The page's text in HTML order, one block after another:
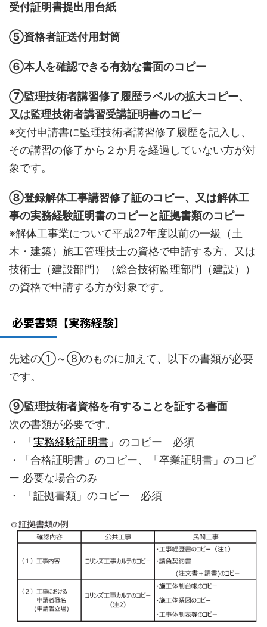
受付証明書提出用台紙
⑤資格者証送付用封筒
⑥本人を確認できる有効な書面のコピー
⑦監理技術者講習修了履歴ラベルの拡大コピー、
又は監理技術者講習受講証明書のコピー
※交付申請書に監理技術者講習修了履歴を記入し、
その講習の修了から２か月を経過していない方が対
象です。
⑧登録解体工事講習修了証のコピー、又は解体工
事の実務経験証明書のコピーと証拠書類のコピー
※解体工事業について平成27年度以前の一級（土
木・建築）施工管理技士の資格で申請する方、又は
技術士（建設部門）（総合技術監理部門（建設））
の資格で申請する方が対象です。
必要書類【実務経験】
先述の①～⑧のものに加えて、以下の書類が必要
です。
⑨監理技術者資格を有することを証する書面
次の書類が必要です。
・ 「 実務経験証明書 」のコピー 必須
・「合格証明書」のコピー、「卒業証明書」のコピ
ー 必要な場合のみ
・ 「証拠書類」のコピー 必須